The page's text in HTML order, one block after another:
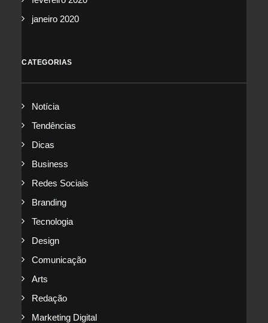
janeiro 2020
CATEGORIAS
Notícia
Tendências
Dicas
Business
Redes Sociais
Branding
Tecnologia
Design
Comunicação
Arts
Redação
Marketing Digital